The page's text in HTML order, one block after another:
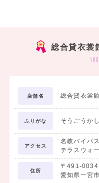
総合貸衣裳
店舗名 総合貸衣裳
ふりがな そうごうか
アクセス
名岐バイパ
テラスウォ
住所
〒491-0034
愛知県一宮